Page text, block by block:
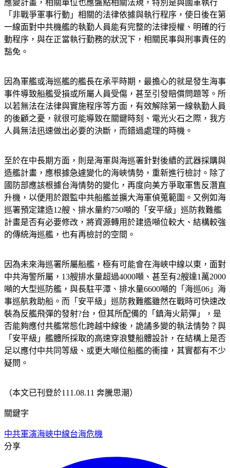
應變計畫，相關單位也應盤點相關法規，特別是與國軍執行
「非戰爭軍事行動」相關的法律依據與執行程序，使日後在第
一線面對中共機艦的執勤人員能有完整的法律授權、明確的行
動程序，與在正當執行勤務的狀況下，相關民事與刑事責任的
豁免。
因為軍艦或海巡艦的艦長在承平時期，最擔心的就是發生海事
事件導致船艦受損或所屬人員受傷，甚至引發賠償問題等。所
以若無法在法律與實施程序等方面，有效解除第一線執勤人員
的後顧之憂，就很可能導致在關鍵時刻、電光火石之際，我方
人員無法迅速做出必要的決斷，而錯過處理的時機。
至於在中長期方面，則是海軍與海巡署針對後續的武器採購與
造艦計畫，應根據急遽變化的海峽情勢，重新進行檢討。除了
國防部應該根據台海情勢的變化，再度向美方爭取軍售反潛直
升機，以便用於跟監中共船艦並擴大海軍偵蒐範圍。又例如海
巡署預定建造12艘、排水量約750噸的「安平級」巡防救難艦
計畫是否有必要修改，將資源轉用於建造噸位較大、結構較強
的傳統海巡艦，也有再檢討的空間。
因為未來海巡署所屬船艦，極有可能會在海峽中線以東，面對
中共海警所屬，13艘排水量超過4000噸、甚至有2艘達1萬2000
噸的大型巡防艦，與長駐平潭、排水量6600噸的「海巡06」海
事巡航救助船。而「安平級」巡防救難艦雖然在戰時可快速改
裝為反艦飛彈的發射?台，但其所配備的「鎮海火箭彈」，是
否能夠應付共艦常態化跨越中線後，詭譎多變的執法情勢？與
「安平級」艦體所採取的高速穿浪雙船體設計，在結構上是否
足以應付中共同等級、或更大噸位船艦的衝撞，其實都有不少
疑問。
（本文已刊登於111.08.11 奔騰思潮）
關鍵字
中共軍演海峽中線台海危機
分享